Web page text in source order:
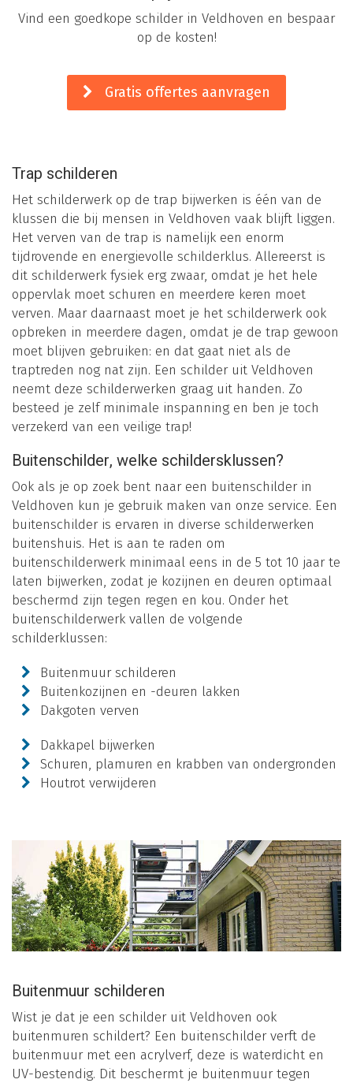
Vind een goedkope schilder in Veldhoven en bespaar
op de kosten!
Gratis offertes aanvragen
Trap schilderen
Het schilderwerk op de trap bijwerken is één van de
klussen die bij mensen in Veldhoven vaak blijft liggen.
Het verven van de trap is namelijk een enorm
tijdrovende en energievolle schilderklus. Allereerst is
dit schilderwerk fysiek erg zwaar, omdat je het hele
oppervlak moet schuren en meerdere keren moet
verven. Maar daarnaast moet je het schilderwerk ook
opbreken in meerdere dagen, omdat je de trap gewoon
moet blijven gebruiken: en dat gaat niet als de
traptreden nog nat zijn. Een schilder uit Veldhoven
neemt deze schilderwerken graag uit handen. Zo
besteed je zelf minimale inspanning en ben je toch
verzekerd van een veilige trap!
Buitenschilder, welke schildersklussen?
Ook als je op zoek bent naar een buitenschilder in
Veldhoven kun je gebruik maken van onze service. Een
buitenschilder is ervaren in diverse schilderwerken
buitenshuis. Het is aan te raden om
buitenschilderwerk minimaal eens in de 5 tot 10 jaar te
laten bijwerken, zodat je kozijnen en deuren optimaal
beschermd zijn tegen regen en kou. Onder het
buitenschilderwerk vallen de volgende
schilderklussen:
Buitenmuur schilderen
Buitenkozijnen en -deuren lakken
Dakgoten verven
Dakkapel bijwerken
Schuren, plamuren en krabben van ondergronden
Houtrot verwijderen
Buitenmuur schilderen
Wist je dat je een schilder uit Veldhoven ook
buitenmuren schildert? Een buitenschilder verft de
buitenmuur met een acrylverf, deze is waterdicht en
UV-bestendig. Dit beschermt je buitenmuur tegen